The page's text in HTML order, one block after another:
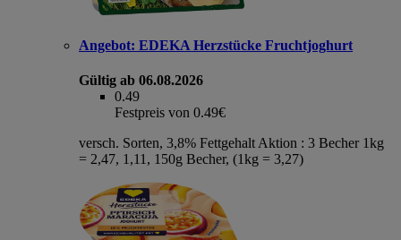
Angebot: EDEKA Herzstücke Fruchtjoghurt
Gültig ab 06.08.2026
0.49
Festpreis von 0.49€
versch. Sorten, 3,8% Fettgehalt Aktion : 3 Becher 1kg
= 2,47, 1,11, 150g Becher, (1kg = 3,27)